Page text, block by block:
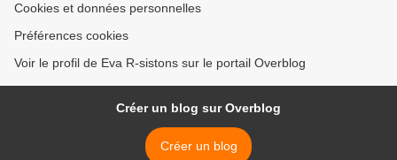
Cookies et données personnelles
Préférences cookies
Voir le profil de Eva R-sistons sur le portail Overblog
Créer un blog sur Overblog
Créer un blog